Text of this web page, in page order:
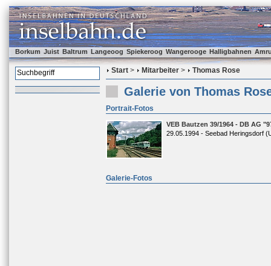
Borkum Juist Baltrum Langeoog Spiekeroog Wangerooge Halligbahnen
Start > Mitarbeiter > Thomas Rose
Galerie von Thomas
Portrait-Fotos
VEB Bautzen 39/1964 - DB AG
29.05.1994 - Seebad Heringsdorf
Galerie-Fotos